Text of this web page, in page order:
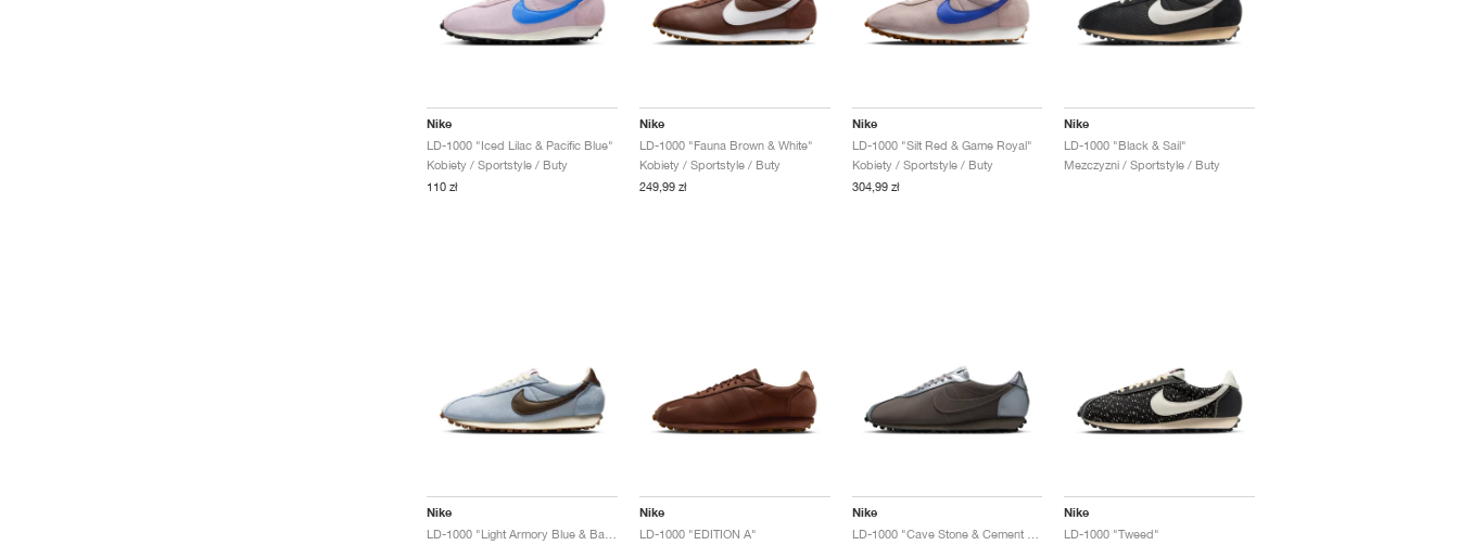
Nike
LD-1000 "Iced Lilac & Pacific Blue"
Kobiety / Sportstyle / Buty
110 zł
Nike
LD-1000 "Fauna Brown & White"
Kobiety / Sportstyle / Buty
249,99 zł
Nike
LD-1000 "Silt Red & Game Royal"
Kobiety / Sportstyle / Buty
304,99 zł
Nike
LD-1000 "Black & Sail"
Mezczyzni / Sportstyle / Buty
Nike Nike
LD-1000 "EDITION A"
Nike Nike
LD-1000 "Tweed"